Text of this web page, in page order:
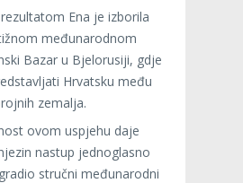
Ena je izborila
međunarodnom
Bazar u Bjelorusiji, gdje
Hrvatsku među
zemalja.
ovom uspjehu daje
nastup jednoglasno
stručni međunarodni